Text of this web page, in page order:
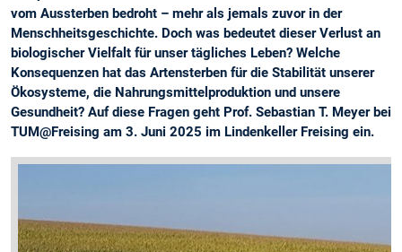
vom Aussterben bedroht – mehr als jemals zuvor in der
Menschheitsgeschichte. Doch was bedeutet dieser Verlust an
biologischer Vielfalt für unser tägliches Leben? Welche
Konsequenzen hat das Artensterben für die Stabilität unserer
Ökosysteme, die Nahrungsmittelproduktion und unsere
Gesundheit? Auf diese Fragen geht Prof. Sebastian T. Meyer bei
TUM@Freising am 3. Juni 2025 im Lindenkeller Freising ein.